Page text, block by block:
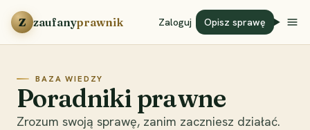
Przejdź do treści
Z zaufanyprawnik Zaloguj Opisz sprawę
BAZA WIEDZY
Poradniki prawne
Zrozum swoją sprawę, zanim zaczniesz działać.